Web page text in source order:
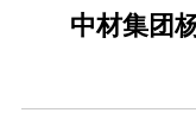
中材集团
发